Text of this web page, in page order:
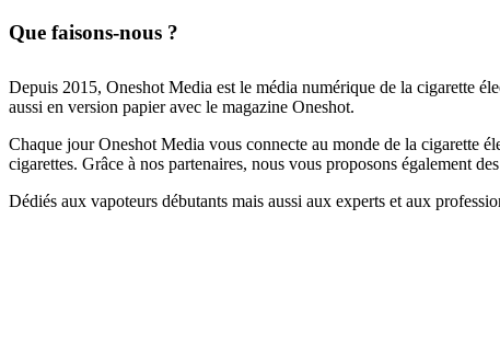
Que faisons-nous ?
Depuis 2015, Oneshot Media est le média numérique de la cigarette
aussi en version papier avec le magazine Oneshot.
Chaque jour Oneshot Media vous connecte au monde de la cigarette
cigarettes. Grâce à nos partenaires, nous vous proposons également
Dédiés aux vapoteurs débutants mais aussi aux experts et aux